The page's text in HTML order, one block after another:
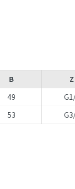
B
Z
49
53